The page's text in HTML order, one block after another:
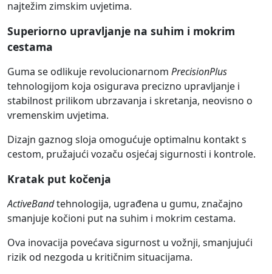
najtežim zimskim uvjetima.
Superiorno upravljanje na suhim i mokrim
cestama
Guma se odlikuje revolucionarnom PrecisionPlus
tehnologijom koja osigurava precizno upravljanje i
stabilnost prilikom ubrzavanja i skretanja, neovisno o
vremenskim uvjetima.
Dizajn gaznog sloja omogućuje optimalnu kontakt s
cestom, pružajući vozaču osjećaj sigurnosti i kontrole.
Kratak put kočenja
ActiveBandtehnologija, ugrađena u gumu, značajno
smanjuje kočioni put na suhim i mokrim cestama.
Ova inovacija povećava sigurnost u vožnji, smanjujući
rizik od nezgoda u kritičnim situacijama.